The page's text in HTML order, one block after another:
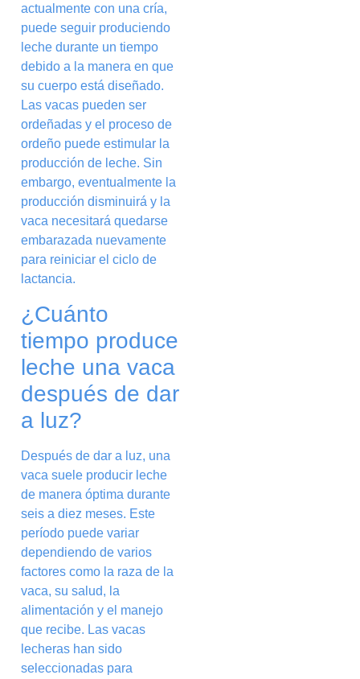
actualmente con una cría,
puede seguir produciendo
leche durante un tiempo
debido a la manera en que
su cuerpo está diseñado.
Las vacas pueden ser
ordeñadas y el proceso de
ordeño puede estimular la
producción de leche. Sin
embargo, eventualmente la
producción disminuirá y la
vaca necesitará quedarse
embarazada nuevamente
para reiniciar el ciclo de
lactancia.
¿Cuánto
tiempo produce
leche una vaca
después de dar
a luz?
Después de dar a luz, una
vaca suele producir leche
de manera óptima durante
seis a diez meses. Este
período puede variar
dependiendo de varios
factores como la raza de la
vaca, su salud, la
alimentación y el manejo
que recibe. Las vacas
lecheras han sido
seleccionadas para